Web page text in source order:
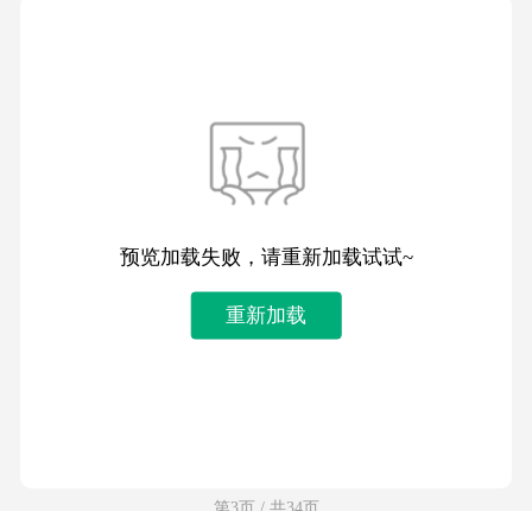
预览加载失败，请重新加载试试~
重新加载